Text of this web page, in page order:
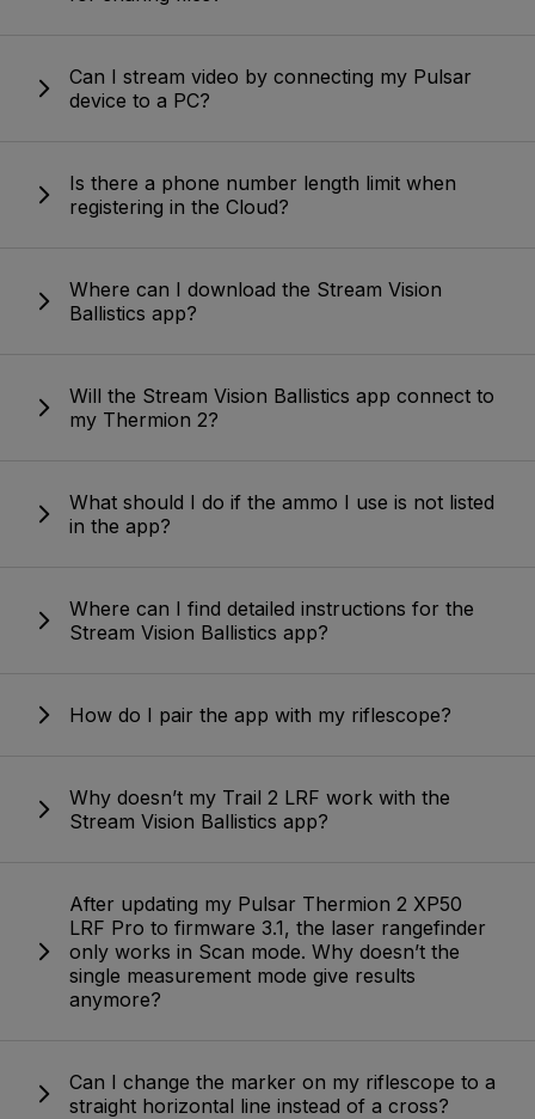
Can I stream video by connecting my Pulsar
device to a PC?
Is there a phone number length limit when
registering in the Cloud?
Where can I download the Stream Vision
Ballistics app?
Will the Stream Vision Ballistics app connect to
my Thermion 2?
What should I do if the ammo I use is not listed
in the app?
Where can I find detailed instructions for the
Stream Vision Ballistics app?
How do I pair the app with my riflescope?
Why doesn’t my Trail 2 LRF work with the
Stream Vision Ballistics app?
After updating my Pulsar Thermion 2 XP50
LRF Pro to firmware 3.1, the laser rangefinder
only works in Scan mode. Why doesn’t the
single measurement mode give results
anymore?
Can I change the marker on my riflescope to a
straight horizontal line instead of a cross?